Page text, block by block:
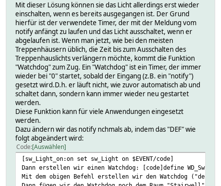
Mit dieser Lösung können sie das Licht allerdings erst wieder
einschalten, wenn es bereits ausgegangen ist. Der Grund
hierfür ist der verwendete Timer, der mit der Meldung vom
notify anfängt zu laufen und das Licht ausschaltet, wenn er
abgelaufen ist. Wenn man jetzt, wie bei den meisten
Treppenhäusern üblich, die Zeit bis zum Ausschalten des
Treppenhauslichts verlängern möchte, kommt die Funktion
"Watchdog" zum Zug. Ein "Watchdog" ist ein Timer, der immer
wieder bei "0" startet, sobald der Eingang (z.B. ein "notify")
gesetzt wird.D.h. er läuft nicht, wie zuvor automatisch ab und
schaltet dann, sondern kann immer wieder neu gestartet
werden.
Diese Funktion kann für viele Anwendungen eingesetzt
werden.
Dazu ändern wir das notify nchmals ab, indem das "DEF" wie
folgt abgeändert wird:
Code Auswählen
[sw_Light_on:on set sw_Light on $EVENT/code]
Dann erstellen wir einen Watchdog: [code]define
Mit dem obigen Befehl erstellen wir den Watchdog